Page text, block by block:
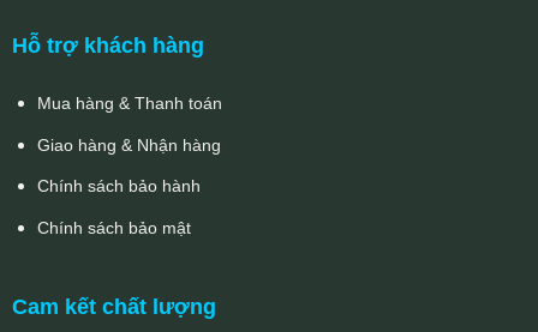
Hỗ trợ khách hàng
Mua hàng & Thanh toán
Giao hàng & Nhận hàng
Chính sách bảo hành
Chính sách bảo mật
Cam kết chất lượng